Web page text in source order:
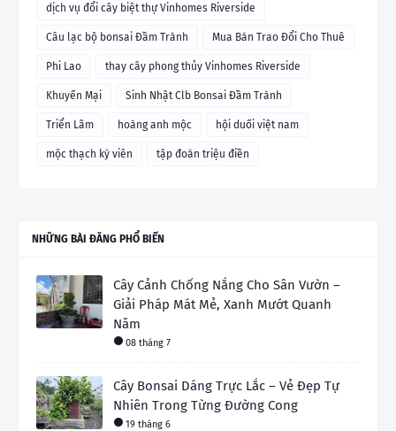
dịch vụ đổi cây biệt thự Vinhomes Riverside
Câu lạc bộ bonsai Đầm Trành Mua Bán Trao Đổi Cho Thuê
Phi Lao thay cây phong thủy Vinhomes Riverside
Khuyến Mại Sinh Nhật Clb Bonsai Đầm Trành
Triển Lãm hoàng anh mộc hội duối việt nam
mộc thạch kỳ viên tập đoàn triệu điền
NHỮNG BÀI ĐĂNG PHỔ BIẾN
Cây Cảnh Chống Nắng Cho Sân Vườn –
Giải Pháp Mát Mẻ, Xanh Mướt Quanh
Năm
08 tháng 7
Cây Bonsai Dáng Trực Lắc – Vẻ Đẹp Tự
Nhiên Trong Từng Đường Cong
19 tháng 6